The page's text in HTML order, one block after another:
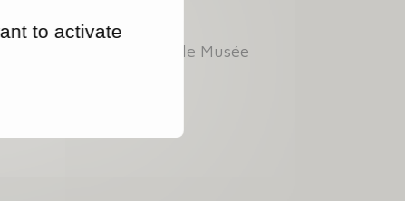
communiquant avec le Musée
to activate